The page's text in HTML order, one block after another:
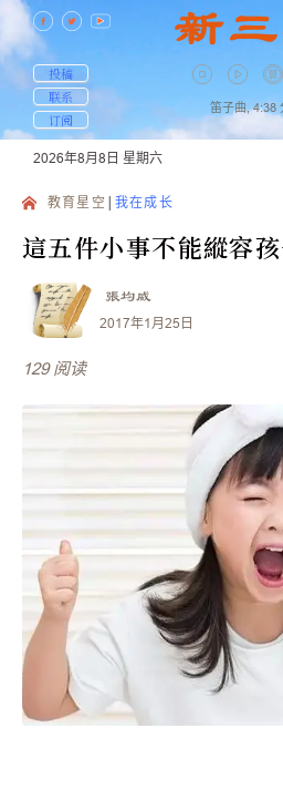
投稿
联系
订阅
笛子曲, 4:38
2026年8月8日 星期六
教育星空 我在成长
這五件小事不能縱容
張均威
2017年1月25日
129 阅读